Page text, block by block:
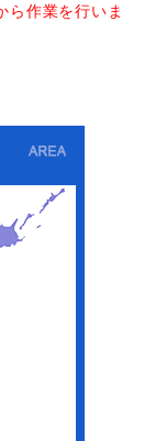
ら作業を行いま